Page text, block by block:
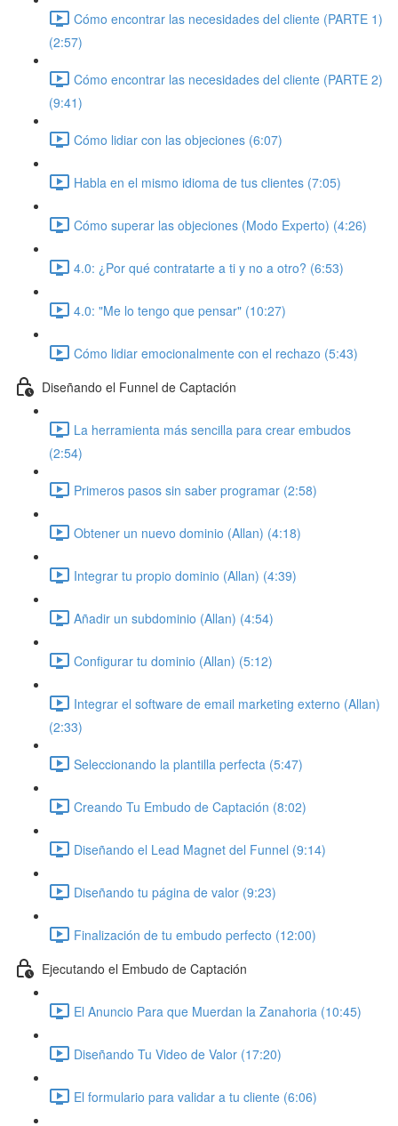
Cómo encontrar las necesidades del cliente (PARTE 1)
(2:57)
Cómo encontrar las necesidades del cliente (PARTE 2)
(9:41)
Cómo lidiar con las objeciones (6:07)
Habla en el mismo idioma de tus clientes (7:05)
Cómo superar las objeciones (Modo Experto) (4:26)
4.0: ¿Por qué contratarte a ti y no a otro? (6:53)
4.0: "Me lo tengo que pensar" (10:27)
Cómo lidiar emocionalmente con el rechazo (5:43)
Diseñando el Funnel de Captación
La herramienta más sencilla para crear embudos
(2:54)
Primeros pasos sin saber programar (2:58)
Obtener un nuevo dominio (Allan) (4:18)
Integrar tu propio dominio (Allan) (4:39)
Añadir un subdominio (Allan) (4:54)
Configurar tu dominio (Allan) (5:12)
Integrar el software de email marketing externo (Allan)
(2:33)
Seleccionando la plantilla perfecta (5:47)
Creando Tu Embudo de Captación (8:02)
Diseñando el Lead Magnet del Funnel (9:14)
Diseñando tu página de valor (9:23)
Finalización de tu embudo perfecto (12:00)
Ejecutando el Embudo de Captación
El Anuncio Para que Muerdan la Zanahoria (10:45)
Diseñando Tu Video de Valor (17:20)
El formulario para validar a tu cliente (6:06)